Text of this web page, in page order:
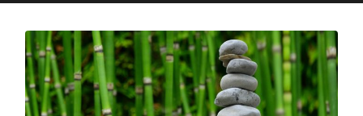
mobiel